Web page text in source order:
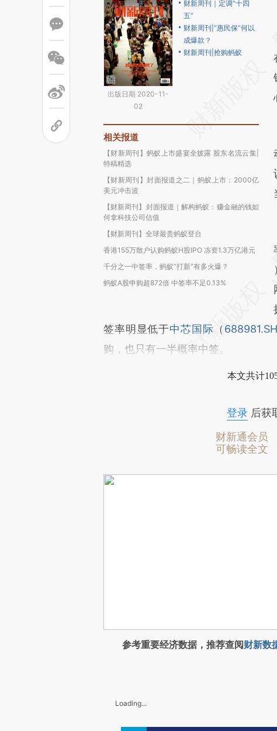
出版日期 2020-11-
02
财新周刊｜定调“十四
五”
财新周刊|“惠民保”何以
成爆款？
财新周刊|抢购蚂蚁
相关报道
【财新周刊】蚂蚁上市盛宴全披露 股东名流云集|
特稿精选
【财新周刊】封面报道之二｜蚂蚁上市：2000亿
美元冲击波
【财新周刊】封面报道｜解构蚂蚁：赚金融的钱如
何拿科技公司估值
【财新周刊】全球最贵蚂蚁登台
香港155万散户认购蚂蚁H股IPO 冻资1.3万亿港元
千分之一中签率，蚂蚁“打新”有多火爆？
蚂蚁A股申购超872倍 中签率不足0.13%
签率明显低于中芯国际 （ 688981.SH
购，也只有一半概率中签。
本文共计
登录后获
财新通会员
可畅读全文
参考重要经济数据，推荐查阅财新数
Loading...